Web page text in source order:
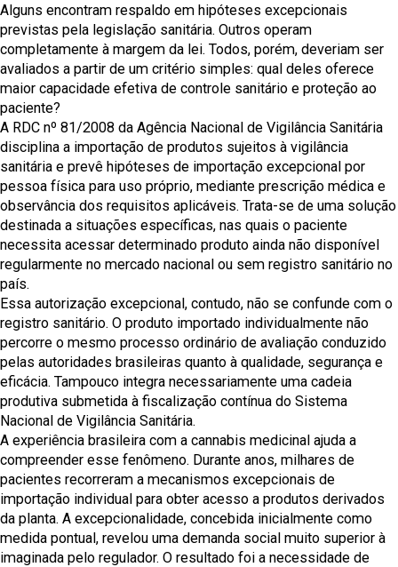
Alguns encontram respaldo em hipóteses excepcionais
previstas pela legislação sanitária. Outros operam
completamente à margem da lei. Todos, porém, deveriam ser
avaliados a partir de um critério simples: qual deles oferece
maior capacidade efetiva de controle sanitário e proteção ao
paciente?
A RDC nº 81/2008 da Agência Nacional de Vigilância Sanitária
disciplina a importação de produtos sujeitos à vigilância
sanitária e prevê hipóteses de importação excepcional por
pessoa física para uso próprio, mediante prescrição médica e
observância dos requisitos aplicáveis. Trata-se de uma solução
destinada a situações específicas, nas quais o paciente
necessita acessar determinado produto ainda não disponível
regularmente no mercado nacional ou sem registro sanitário no
país.
Essa autorização excepcional, contudo, não se confunde com o
registro sanitário. O produto importado individualmente não
percorre o mesmo processo ordinário de avaliação conduzido
pelas autoridades brasileiras quanto à qualidade, segurança e
eficácia. Tampouco integra necessariamente uma cadeia
produtiva submetida à fiscalização contínua do Sistema
Nacional de Vigilância Sanitária.
A experiência brasileira com a cannabis medicinal ajuda a
compreender esse fenômeno. Durante anos, milhares de
pacientes recorreram a mecanismos excepcionais de
importação individual para obter acesso a produtos derivados
da planta. A excepcionalidade, concebida inicialmente como
medida pontual, revelou uma demanda social muito superior à
imaginada pelo regulador. O resultado foi a necessidade de